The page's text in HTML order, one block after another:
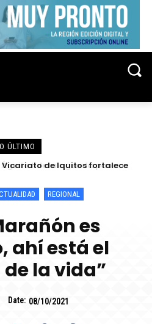
ÚLTIMO
Vicariato de Iquitos fortalece
REGIONAL
es
ahí está el
la vida”
Date: 08/10/2021